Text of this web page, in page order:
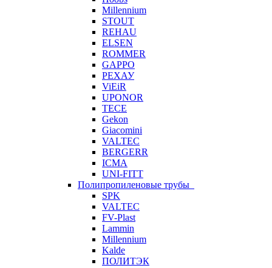
Millennium
STOUT
REHAU
ELSEN
ROMMER
GAPPO
РЕХАУ
ViEiR
UPONOR
TECE
Gekon
Giacomini
VALTEC
BERGERR
ICMA
UNI-FITT
Полипропиленовые трубы
SPK
VALTEC
FV-Plast
Lammin
Millennium
Kalde
ПОЛИТЭК